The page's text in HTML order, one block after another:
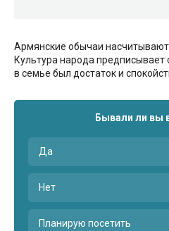
Армянские обычаи насчитывают
Культура народа
в семье был достаток и
Бывали ли вы
Да
Нет
Планирую посетить